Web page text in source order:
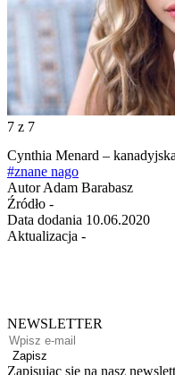
7 z 7
Cynthia Menard –
#znane nago
Autor Adam Barabasz
Źródło -
Data dodania 10.06.2020
Aktualizacja -
NEWSLETTER
Zapisz
Zapisując się na nasz